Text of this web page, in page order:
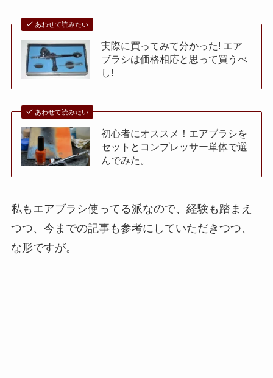
あわせて読みたい
実際に買ってみて分かった! エア
ブラシは価格相応と思って買うべ
し!
あわせて読みたい
初心者にオススメ！エアブラシを
セットとコンプレッサー単体で選
んでみた。
私もエアブラシ使ってる派なので、経験も踏まえ
つつ、今までの記事も参考にしていただきつつ、
な形ですが。